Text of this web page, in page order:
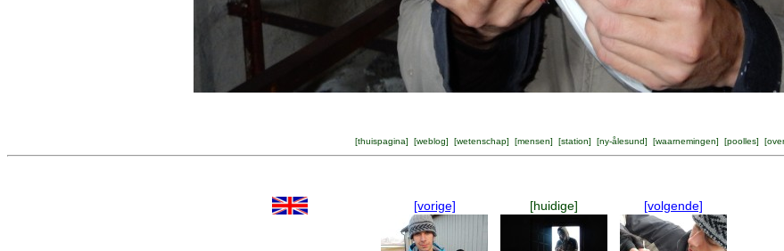
[thuispagina] [weblog] [wetenschap] [mensen] [station] [ny-ålesund] [waarnemingen] [poolles] [
[vorige] [huidige] [volgende]